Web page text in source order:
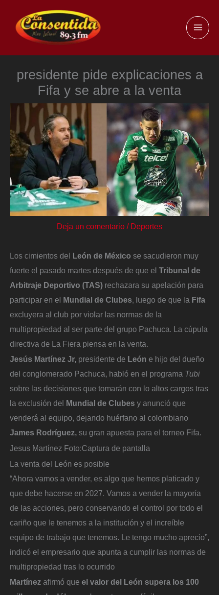
contenido
presidente pide explicaciones a
Fifa y se abre a la venta
Deja un comentario / Deportes
Los cimientos del León de México se sacudieron muy
fuerte el pasado martes después de que el Tribunal de
Arbitraje Deportivo (TAS) rechazara su apelación para
participar en el Mundial de Clubes, luego de que la Fifa
excluyera al club por violar las normas de la
multipropiedad al ser parte del grupo Pachuca. La cúpula
directiva de La Fiera piensa en la venta.
Jesús Martínez Jr, presidente de León e hijo del dueño
del conglomerado Pachuca, habló en el programa Tubi
sobre las decisiones que tomarán con lo altos cargos tras
la exclusión del
Mundial de Clubes y anunció que
venderá al equipo, dejando huérfano al colombiano
James Rodríguez, su gran apuesta para el torneo Fifa.
Jesus Martínez Foto:Captura de pantalla
La venta del León es posible
“Ahora vamos a vender, es algo que hemos platicado y
que debe hacerse en 2027. Vamos a vender la mayoría
de las acciones, pero conservando el control por todo el
cariño que le tenemos a la institución y el increíble
equipo de trabajo que tenemos. Le tengo mucho aprecio”,
indicó el empresario que apunta a cumplir las normas de
multipropiedad tras lo ocurrido
Martínez afirmó que el valor del León supera los 100